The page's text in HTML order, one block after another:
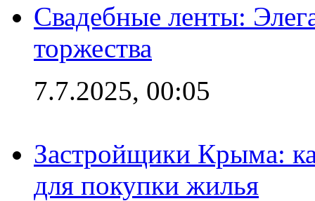
Свадебные ленты:
торжества
7.7.2025, 00:05
Застройщики Крыма:
для покупки жилья